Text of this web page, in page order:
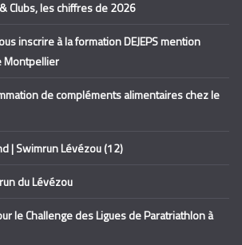
Clubs, les chiffres de 2026
inscrire à la formation DEJEPS mention
Montpellier
de compléments alimentaires chez le
| Swimrun Lévézou (12)
du Lévézou
le Challenge des Ligues de Paratriathlon à